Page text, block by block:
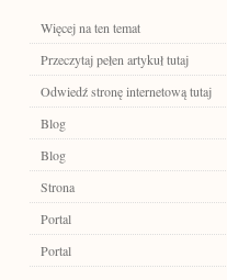
Więcej na ten temat
Przeczytaj pełen artykuł tutaj
Odwiedź stronę internetową tutaj
Blog
Blog
Strona
Portal
Portal